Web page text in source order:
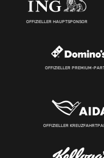
OFFIZIELLER HAUPTSPONSOR
OFFIZIELLER PREMIUM-
OFFIZIELLER